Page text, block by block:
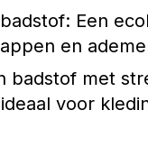
Een
en
badstof met
voor